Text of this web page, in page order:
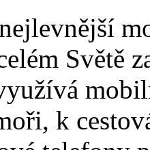
Světě
k